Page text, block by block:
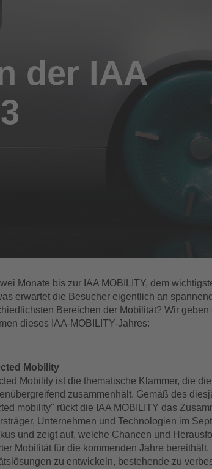
der IAA
Monate bis zur IAA MOBILITY, dem
erwartet die Besucher eigentlich an
Bereichen der Mobilität? Wir
dieses IAA-MOBILITY-Jahres:
Mobility
Mobility ist die thematische Klammer, die
zusammenhält. Gemäß des
mobility" rückt die IAA MOBILITY das
Unternehmen und Technologien im
und zeigt auf, welche Chancen und
Mobilität für die kommenden Jahre
zu entwickeln, bestehende zu